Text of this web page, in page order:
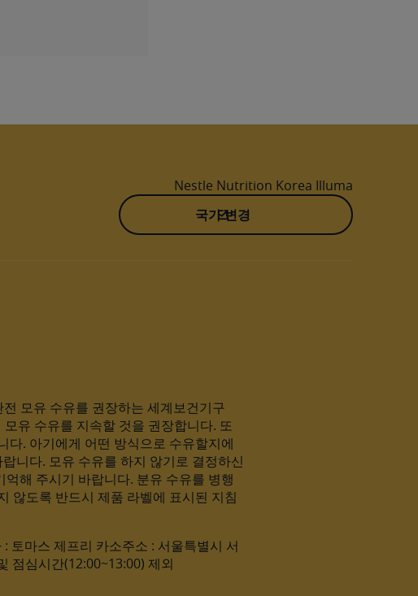
Nestle Nutrition Korea Illuma
국가 변경
모유 수유를 권장하는 세계보건기구
유 수유를 지속할 것을 권장합니다. 또
다. 아기에게 어떤 방식으로 수유할지에
니다. 모유 수유를 하지 않기로 결정하신
해 주시기 바랍니다. 분유 수유를 병행
않도록 반드시 제품 라벨에 표시된 지침
토마스 제프리 카소주소 : 서울특별시 서
점심시간(12:00~13:00) 제외